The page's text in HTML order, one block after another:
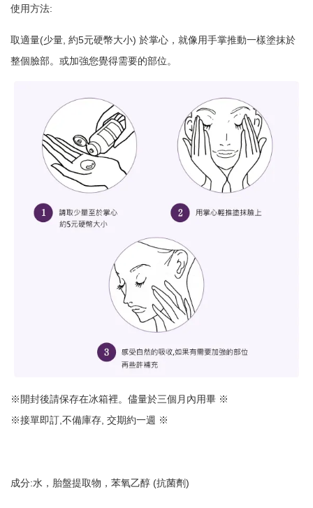
使用方法:
取適量(少量, 約5元硬幣大小) 於掌心，就像用手掌推動一樣塗抹於
整個臉部。或加強您覺得需要的部位。
※開封後請保存在冰箱裡。儘量於三個月內用畢 ※
※接單即訂,不備庫存, 交期約一週 ※
成分:水，胎盤提取物，苯氧乙醇 (抗菌劑)